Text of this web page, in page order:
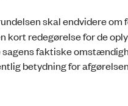
skal endvidere om
kort redegørelse for de
faktiske
betydning for